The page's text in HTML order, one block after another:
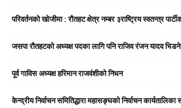
परिवर्तनको खोजीमा : रौतहट क्षेत्र नम्बर ३राष्ट्रिय स्वतन्त्र
जसपा राैतहटको अध्यक्ष पदका लागि पनि राजिव रंजन यादव भिडने
पूर्व गाविस अध्यक्ष हरिमान राजवंशीको निधन
केन्द्रीय निर्वाचन समितिद्धारा महासङ्घको निर्वाचन कार्यतालिका